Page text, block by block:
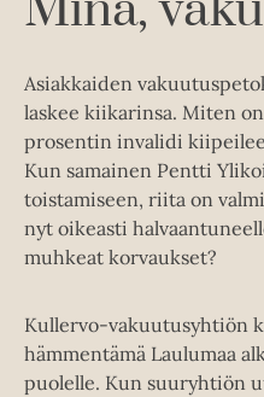
Asiakkaiden
laskee kiikarinsa. Miten
prosentin invalidi
Kun samainen Pentti
toistamiseen, riita on
nyt oikeasti
muhkeat korvaukset?
Kullervo-vakuutusyhtiön
hämmentämä Laulumaa
puolelle. Kun suuryhtiön